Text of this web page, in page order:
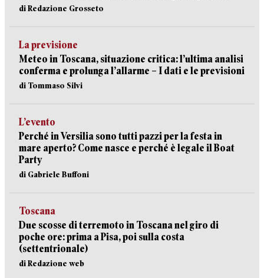
di Redazione Grosseto
La previsione
Meteo in Toscana, situazione critica: l’ultima analisi
conferma e prolunga l’allarme – I dati e le previsioni
di Tommaso Silvi
L’evento
Perché in Versilia sono tutti pazzi per la festa in
mare aperto? Come nasce e perché è legale il Boat
Party
di Gabriele Buffoni
Toscana
Due scosse di terremoto in Toscana nel giro di
poche ore: prima a Pisa, poi sulla costa
(settentrionale)
di Redazione web